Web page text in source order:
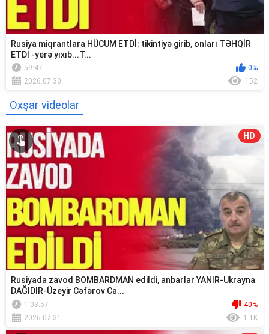
Rusiya miqrantlara HÜCUM ETDİ: tikintiyə girib, onları TƏHQİR
ETDİ -yerə yıxıb...T...
59:47
0%
2026.07.30
152
Oxşar videolar
HD
Rusiyada zavod BOMBARDMAN edildi, anbarlar YANIR-Ukrayna
DAĞIDIR-Üzeyir Cəfərov Ca...
1:03:57
40%
2026.07.31
1.1K